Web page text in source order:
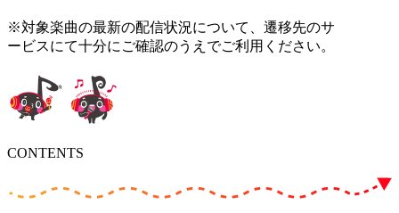
※対象楽曲の最新の配信状況について、遷移先のサ
ービスにて十分にご確認のうえでご利用ください。
CONTENTS